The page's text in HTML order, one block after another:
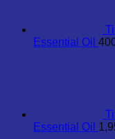
Essential Oil
Essential Oil